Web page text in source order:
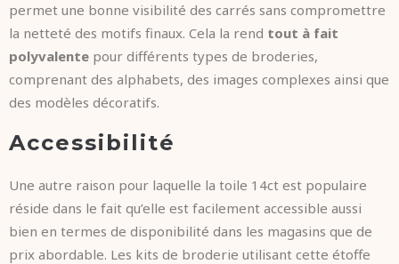
permet une bonne visibilité des carrés sans compromettre
la netteté des motifs finaux. Cela la rend tout à fait
polyvalente pour différents types de broderies,
comprenant des alphabets, des images complexes ainsi que
des modèles décoratifs.
Accessibilité
Une autre raison pour laquelle la toile 14ct est populaire
réside dans le fait qu’elle est facilement accessible aussi
bien en termes de disponibilité dans les magasins que de
prix abordable. Les kits de broderie utilisant cette étoffe